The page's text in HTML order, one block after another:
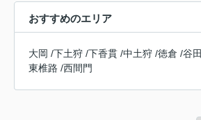
おすすめのエリア
大岡 /下土狩 /下香貫 /中土狩 /徳倉 /谷田
東椎路 /西間門